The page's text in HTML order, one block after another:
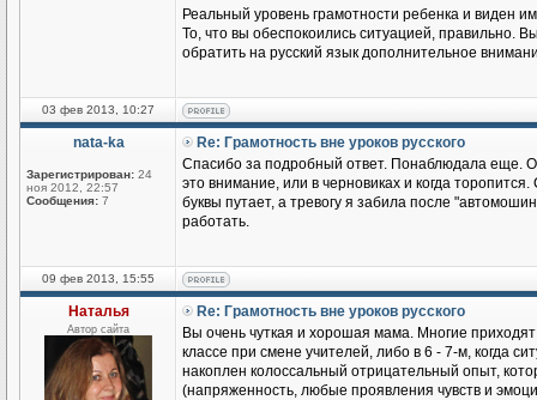
Реальный уровень грамотности ребенка и виден
То, что вы обеспокоились ситуацией, правильно.
обратить на русский язык дополнительное
03 фев 2013, 10:27
nata-ka
Зарегистрирован: 24
ноя 2012, 22:57
Сообщения: 7
Re: Грамотность вне уроков русского
Спасибо за подробный ответ. Понаблюдала еще.
это внимание, или в черновиках и когда
буквы путает, а тревогу я забила после
работать.
09 фев 2013, 15:55
Наталья
Автор сайта
Re: Грамотность вне уроков русского
Вы очень чуткая и хорошая мама. Многие
классе при смене учителей, либо в 6 - 7-м, когда
накоплен колоссальный отрицательный опыт,
(напряженность, любые проявления чувств и